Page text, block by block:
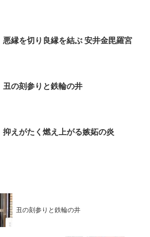
悪縁を切り良縁を結ぶ 安井金毘羅宮
丑の刻参りと鉄輪の井
抑えがたく燃え上がる嫉妬の炎
丑の刻参りと鉄輪の井